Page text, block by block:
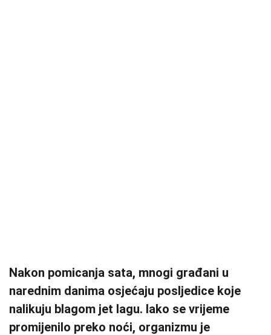
Nakon pomicanja sata, mnogi građani u
narednim danima osjećaju posljedice koje
nalikuju blagom jet lagu. Iako se vrijeme
promijenilo preko noći, organizmu je